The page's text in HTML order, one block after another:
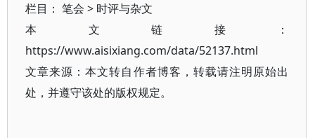
栏目： 笔会 > 时评与杂文
本文链接：
https://www.aisixiang.com/data/52137.html
文章来源：本文转自作者博客，转载请注明原始出
处，并遵守该处的版权规定。